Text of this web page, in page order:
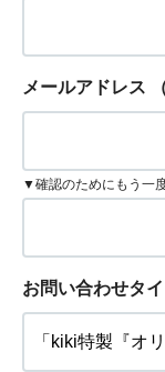
メールアドレス
▼確認のためにもう一
お問い合わせタ